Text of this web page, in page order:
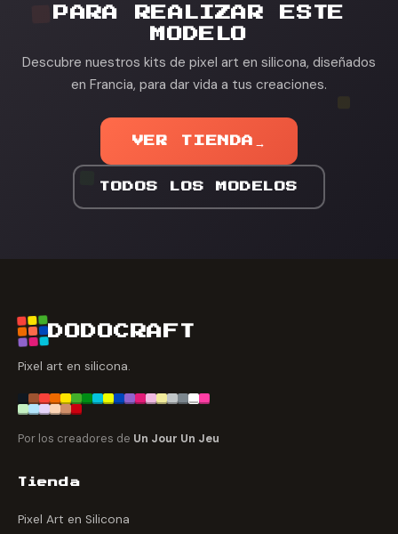
PARA REALIZAR ESTE
MODELO
Descubre nuestros kits de pixel art en silicona, diseñados
en Francia, para dar vida a tus creaciones.
VER TIENDA →
TODOS LOS MODELOS
DODOCRAFT
Pixel art en silicona.
Por los creadores de Un Jour Un Jeu
Tienda
Pixel Art en Silicona